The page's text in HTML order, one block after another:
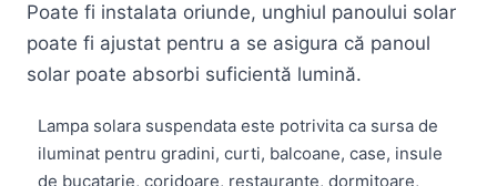
Poate fi instalata oriunde, unghiul panoului solar
poate fi ajustat pentru a se asigura că panoul
solar poate absorbi suficientă lumină.
Lampa solara suspendata este potrivita ca sursa de
iluminat pentru gradini, curti, balcoane, case, insule
de bucatarie, coridoare, restaurante, dormitoare,